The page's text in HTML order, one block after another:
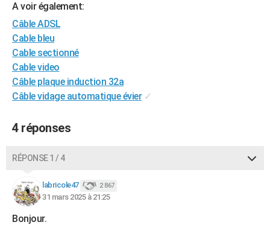
BONS PLANS
CARTE DE VOEUX
Carte de Noël
Carte Bonne année
Carte Saint-Valentin
Carte Pâques
Carte d'anniversaire
DICTIONNAIRE
Dictionnaire
Biographies
Citations
Expressions
Proverbes
PROGRAMME TV
S'inscrire
Se connecter
Lycées
Collèges
Primaires
Universités
Entreprises
Service militaire
Avis de recherche
AVIS DE DÉCÈS
FORUM
A voir également:
Câble ADSL
Cable bleu
Cable sectionné
Cable video
Câble plaque induction 32a
Câble vidage automatique évier ✓
4 réponses
RÉPONSE 1 / 4
labricole47 2 867
31 mars 2025 à 21:25
Bonjour.